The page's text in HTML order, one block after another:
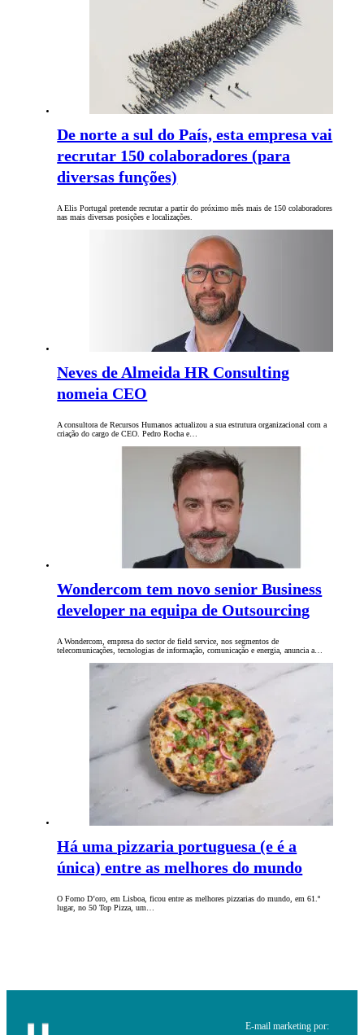
De norte a sul do País, esta empresa vai
recrutar 150 colaboradores (para
diversas funções)
A Elis Portugal pretende recrutar a partir do próximo mês mais de 150 colaboradores
nas mais diversas posições e localizações.
Neves de Almeida HR Consulting
nomeia CEO
A consultora de Recursos Humanos actualizou a sua estrutura organizacional com a
criação do cargo de CEO. Pedro Rocha e…
Wondercom tem novo senior Business
developer na equipa de Outsourcing
A Wondercom, empresa do sector de field service, nos segmentos de
telecomunicações, tecnologias de informação, comunicação e energia, anuncia a…
Há uma pizzaria portuguesa (e é a
única) entre as melhores do mundo
O Forno D’oro, em Lisboa, ficou entre as melhores pizzarias do mundo, em 61.º
lugar, no 50 Top Pizza, um…
E-mail marketing por: